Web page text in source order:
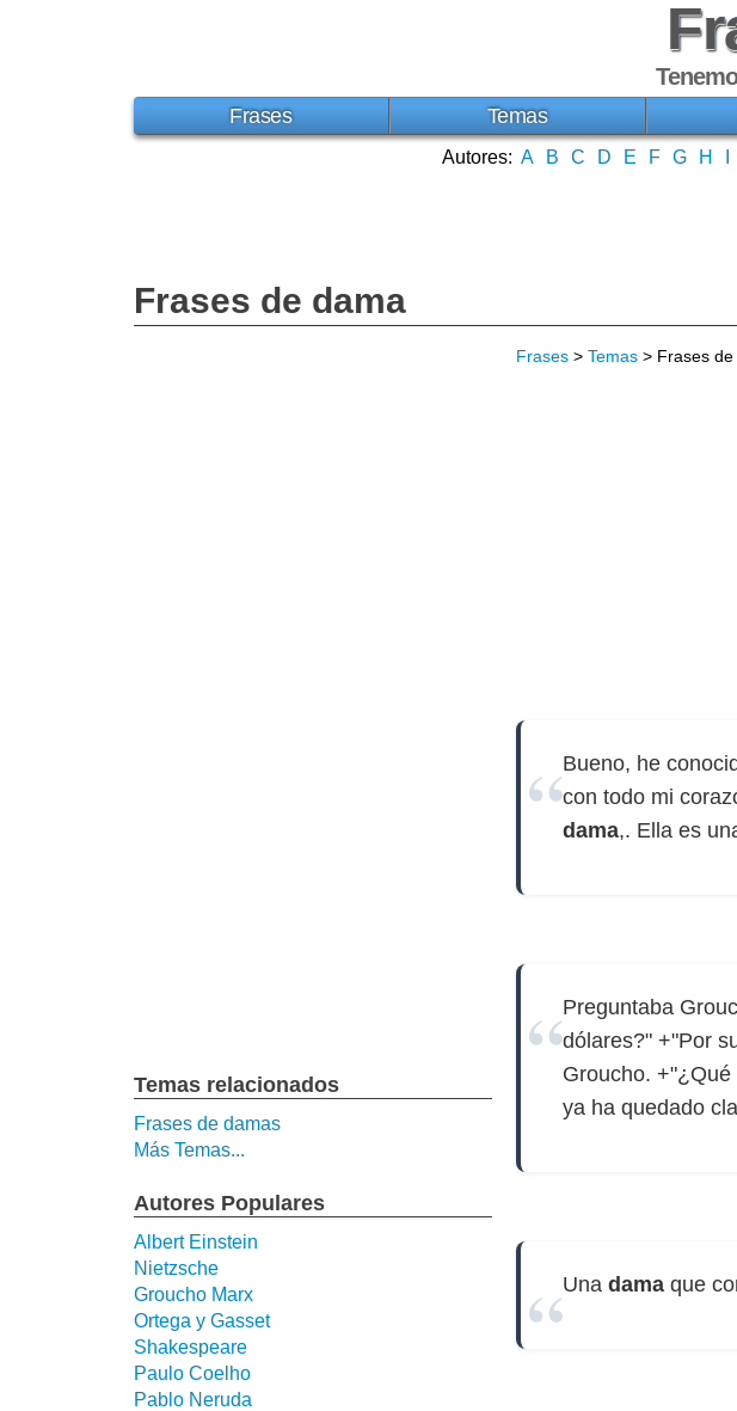
Frases Temas
Autores: A B C D E F G H
Frases de dama
Frases > Temas > Frases de
Bueno, he
con todo mi
dama,. Ella es
Preguntaba
dólares?" +"Por
Groucho.
ya ha quedado
Una dama que
Temas relacionados
Frases de damas
Más Temas...
Autores Populares
Albert Einstein
Nietzsche
Groucho Marx
Ortega y Gasset
Shakespeare
Paulo Coelho
Pablo Neruda